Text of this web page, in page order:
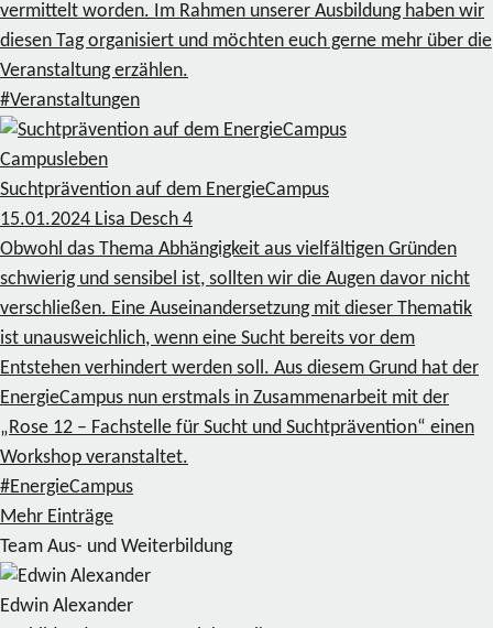
vermittelt worden. Im Rahmen unserer Ausbildung haben wir
diesen Tag organisiert und möchten euch gerne mehr über die
Veranstaltung erzählen.
#Veranstaltungen
Campusleben
Suchtprävention auf dem EnergieCampus
15.01.2024 Lisa Desch 4
Obwohl das Thema Abhängigkeit aus vielfältigen Gründen
schwierig und sensibel ist, sollten wir die Augen davor nicht
verschließen. Eine Auseinandersetzung mit dieser Thematik
ist unausweichlich, wenn eine Sucht bereits vor dem
Entstehen verhindert werden soll. Aus diesem Grund hat der
EnergieCampus nun erstmals in Zusammenarbeit mit der
„Rose 12 – Fachstelle für Sucht und Suchtprävention“ einen
Workshop veranstaltet.
#EnergieCampus
Mehr Einträge
Team Aus- und Weiterbildung
Edwin Alexander